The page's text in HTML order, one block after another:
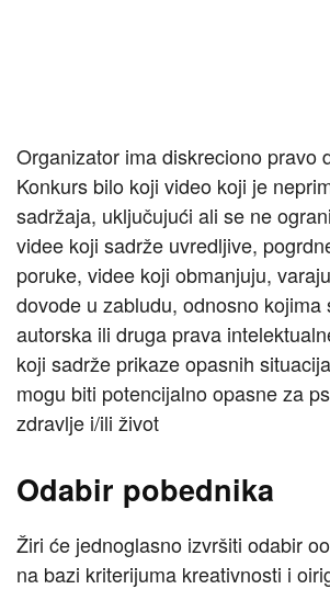
Organizator ima diskreciono pravo
Konkurs bilo koji video koji je
sadržaja, uključujući ali se ne
videe koji sadrže uvredljive,
poruke, videe koji obmanjuju,
dovode u zabludu, odnosno kojima
autorska ili druga prava
koji sadrže prikaze opasnih
mogu biti potencijalno opasne za
zdravlje i/ili život
Odabir pobednika
Žiri će jednoglasno izvršiti odabir
na bazi kriterijuma kreativnosti i